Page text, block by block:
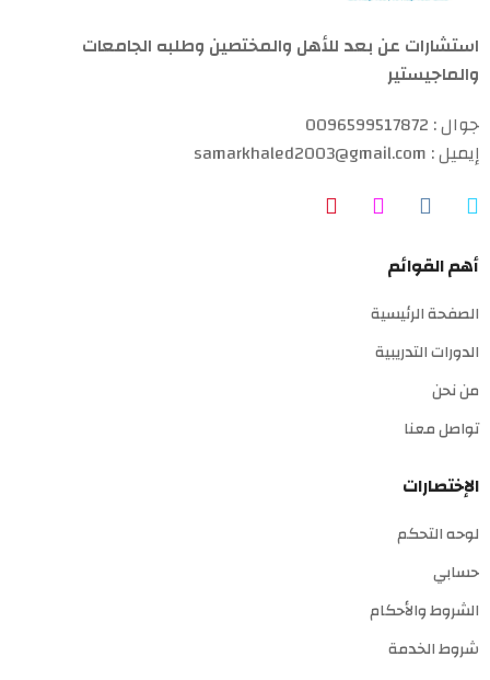
استشارات عن بعد للأهل والمختصين وطلبه الجامعات
والماجيستير
جوال : 0096599517872
إيميل : samarkhaled2003@gmail.com
أهم القوائم
الصفحة الرئيسية
الدورات التدريبية
من نحن
تواصل معنا
الإختصارات
لوحه التحكم
حسابي
الشروط والأحكام
شروط الخدمة